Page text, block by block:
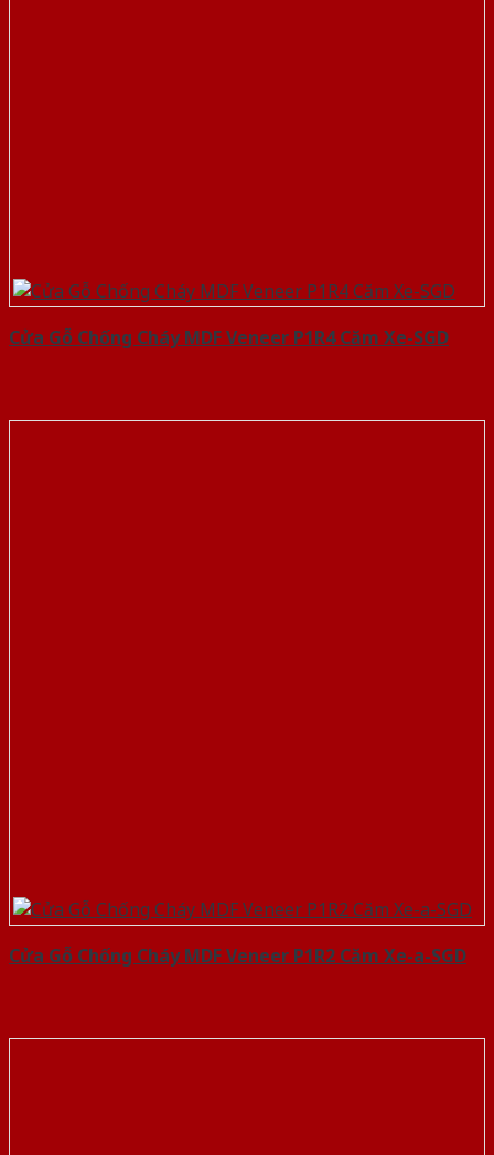
Cửa Gỗ Chống Cháy MDF Veneer P1R4 Căm Xe-SGD
Cửa Gỗ Chống Cháy MDF Veneer P1R2 Căm Xe-a-SGD